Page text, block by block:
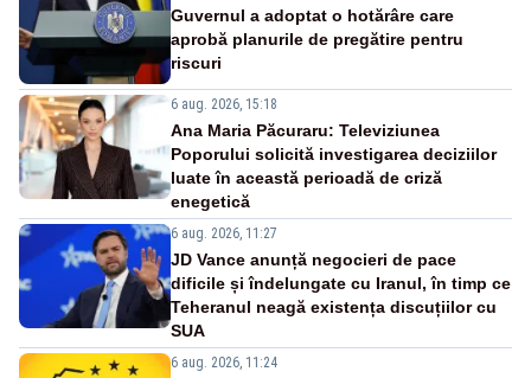
Guvernul a adoptat o hotărâre care
aprobă planurile de pregătire pentru
riscuri
6 aug. 2026, 15:18
Ana Maria Păcuraru: Televiziunea
Poporului solicită investigarea deciziilor
luate în această perioadă de criză
enegetică
6 aug. 2026, 11:27
JD Vance anunță negocieri de pace
dificile și îndelungate cu Iranul, în timp ce
Teheranul neagă existența discuțiilor cu
SUA
6 aug. 2026, 11:24